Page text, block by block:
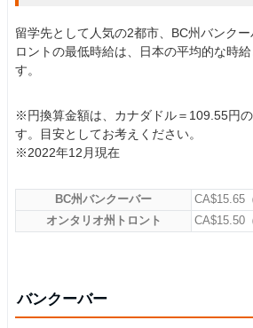
留学先として人気の2都市、BC州バンク
ロントの最低時給は、日本の平均的な時給
す。
※円換算金額は、カナダドル＝109.55円
す。目安としてお考えください。
※2022年12月現在
BC州バンクーバー
CA$15.65
オンタリオ州トロント
CA$15.50
バンクーバー